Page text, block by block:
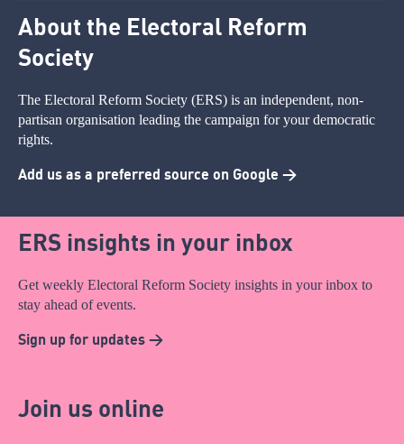
About the Electoral Reform
Society
The Electoral Reform Society (ERS) is an independent, non-
partisan organisation leading the campaign for your democratic
rights.
Add us as a preferred source on Google >
ERS insights in your inbox
Get weekly Electoral Reform Society insights in your inbox to
stay ahead of events.
Sign up for updates >
Join us online